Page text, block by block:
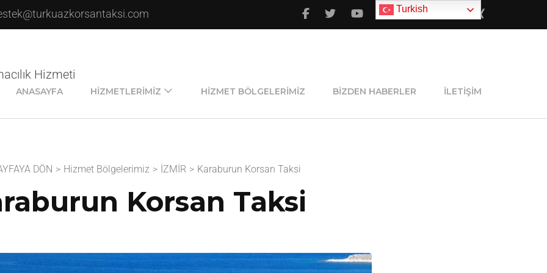
Hizmeti
ANASAYFA HIZMETLERIMIZ HIZMET BÖLGELERIMIZ BIZDEN HABERLER İLETIŞIM
DÖN > Hizmet Bölgelerimiz > İZMİR > Karaburun Korsan Taksi
Korsan Taksi
Turkish